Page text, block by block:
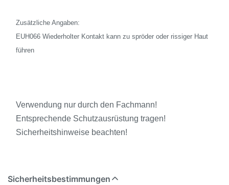
Zusätzliche Angaben:
EUH066 Wiederholter Kontakt kann zu spröder oder rissiger Haut
führen
Verwendung nur durch den Fachmann!
Entsprechende Schutzausrüstung tragen!
Sicherheitshinweise beachten!
Sicherheitsbestimmungen